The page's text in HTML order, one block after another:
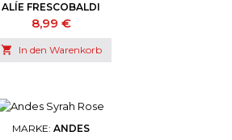
ALÍE FRESCOBALDI
Preis
8,99 €
 In den Warenkorb
MARKE: ANDES